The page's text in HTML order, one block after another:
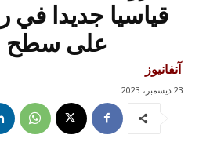
قياسيا جديدا في
على سطح
آنفانيوز
23 ديسمبر، 2023